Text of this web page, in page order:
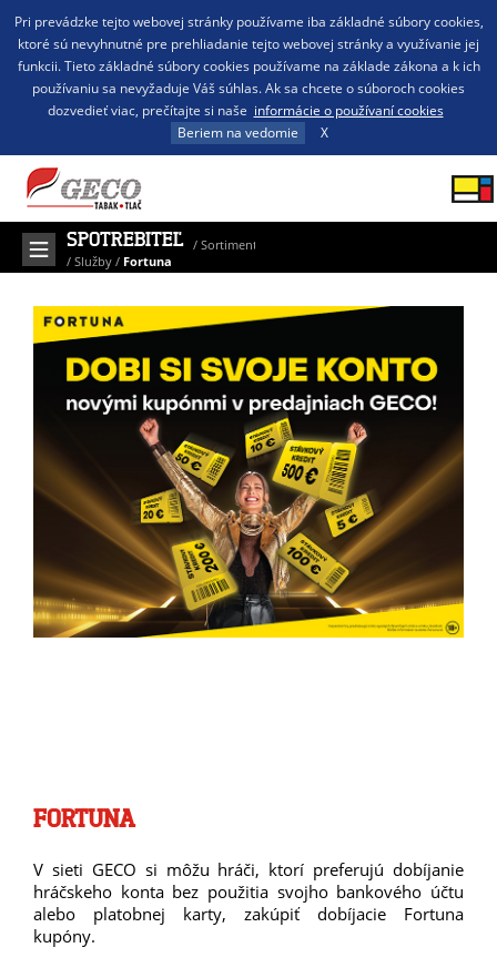
Pri prevádzke tejto webovej stránky používame iba základné súbory cookies,
ktoré sú nevyhnutné pre prehliadanie tejto webovej stránky a využívanie jej
funkcii. Tieto základné súbory cookies používame na základe zákona a k ich
používaniu sa nevyžaduje Váš súhlas. Ak sa chcete o súboroch cookies
dozvedieť viac, prečítajte si naše informácie o používaní cookies
Beriem na vedomie
X
SPOTREBITEĽ / Sortiment
/ Služby / Fortuna
FORTUNA
V sieti GECO si môžu hráči, ktorí preferujú dobíjanie
hráčskeho konta bez použitia svojho bankového účtu
alebo platobnej karty, zakúpiť dobíjacie Fortuna
kupóny.